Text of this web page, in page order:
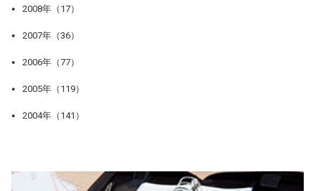
2008年（17）
2007年（36）
2006年（77）
2005年（119）
2004年（141）